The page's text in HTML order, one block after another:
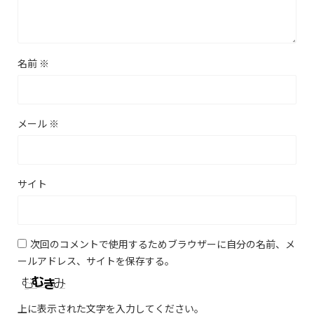
名前 ※
メール ※
サイト
次回のコメントで使用するためブラウザーに自分の名前、メ
ールアドレス、サイトを保存する。
上に表示された文字を入力してください。